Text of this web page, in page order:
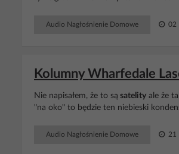
Audio Nagłośnienie Domowe 02
Kolumny Wharfedale
Nie napisałem, że to są satelity ale że
"na oko" to będzie ten niebieski
Audio Nagłośnienie Domowe 21